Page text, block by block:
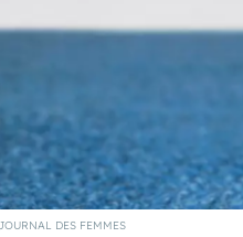
DES FEMMES